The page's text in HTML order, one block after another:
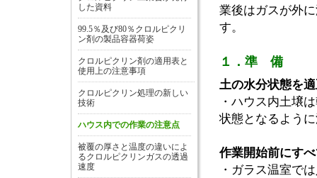
した資料
99.5％及び80％クロルピクリ
ン剤の製品容器荷姿
クロルピクリン剤の適用表と
使用上の注意事項
クロルピクリン処理の新しい
技術
ハウス内での作業の注意点
被覆の厚さと温度の違いによ
るクロルピクリンガスの透過
速度
業後はガスが外
す。
１．準 備
土の水分状態を
・ハウス内土壌
状態となるよう
作業開始前にす
・ガラス温室で